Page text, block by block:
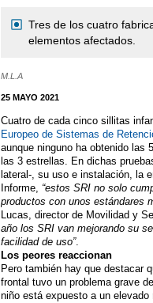
Tres de los cuatro
elementos afectados.
M.L.A
25 MAYO 2021
Cuatro de cada cinco sillitas
Europeo de Sistemas de
aunque ninguno ha obtenido las
las 3 estrellas. En dichas
lateral-, su uso e instalación, la
Informe, “estos SRI no solo
productos con unos estándares
Lucas, director de Movilidad y
año los SRI van mejorando su
facilidad de uso”.
Los peores reaccionan
Pero también hay que destacar
frontal tuvo un problema grave
niño está expuesto a un